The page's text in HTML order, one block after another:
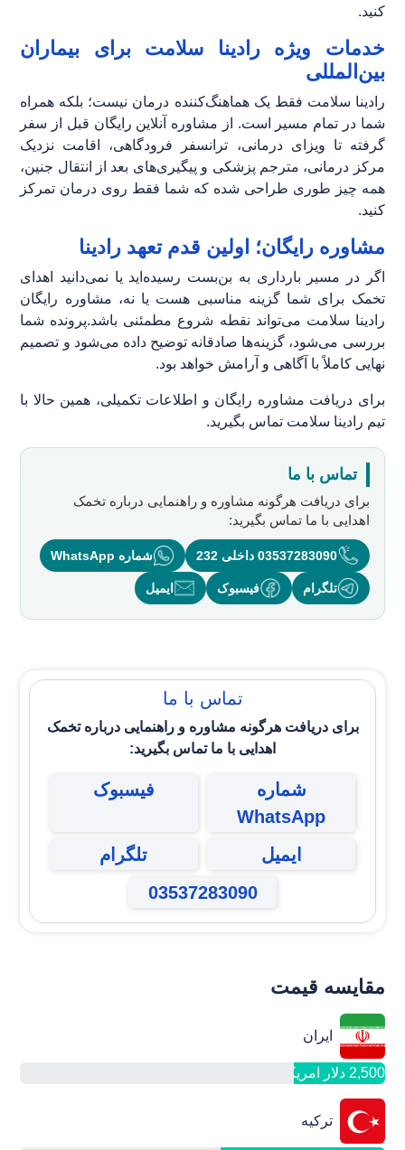
کنید.
خدمات ویژه رادینا سلامت برای بیماران
بین‌المللی
رادینا سلامت فقط یک هماهنگ‌کننده درمان نیست؛ بلکه همراه
شما در تمام مسیر است. از مشاوره آنلاین رایگان قبل از سفر
گرفته تا ویزای درمانی، ترانسفر فرودگاهی، اقامت نزدیک
مرکز درمانی، مترجم پزشکی و پیگیری‌های بعد از انتقال جنین،
همه چیز طوری طراحی شده که شما فقط روی درمان تمرکز
کنید.
مشاوره رایگان؛ اولین قدم تعهد رادینا
اگر در مسیر بارداری به بن‌بست رسیده‌اید یا نمی‌دانید اهدای
تخمک برای شما گزینه مناسبی هست یا نه، مشاوره رایگان
رادینا سلامت می‌تواند نقطه شروع مطمئنی باشد.پرونده شما
بررسی می‌شود، گزینه‌ها صادقانه توضیح داده می‌شود و تصمیم
نهایی کاملاً با آگاهی و آرامش خواهد بود.
برای دریافت مشاوره رایگان و اطلاعات تکمیلی، همین حالا با
تیم رادینا سلامت تماس بگیرید.
تماس با ما
برای دریافت هرگونه مشاوره و راهنمایی دربارهتخمک
اهدایی با ما تماس بگیرید:
03537283090 داخلی 232 شماره WhatsApp
تلگرام فیسبوک ایمیل
تماس با ما
برای دریافت هرگونه مشاوره و راهنمایی دربارهتخمک
اهدایی با ما تماس بگیرید:
شماره
WhatsApp
فیسبوک
ایمیل
تلگرام
03537283090
مقایسه قیمت
ایران
2,500 دلار امریکا
ترکیه